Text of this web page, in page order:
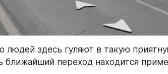
людей здесь гуляют в такую
ближайший переход находится